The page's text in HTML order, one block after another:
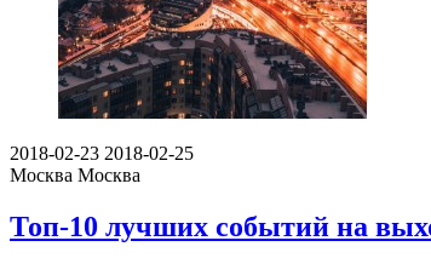
2018-02-23 2018-02-25
Москва Москва
Топ-10 лучших событий на